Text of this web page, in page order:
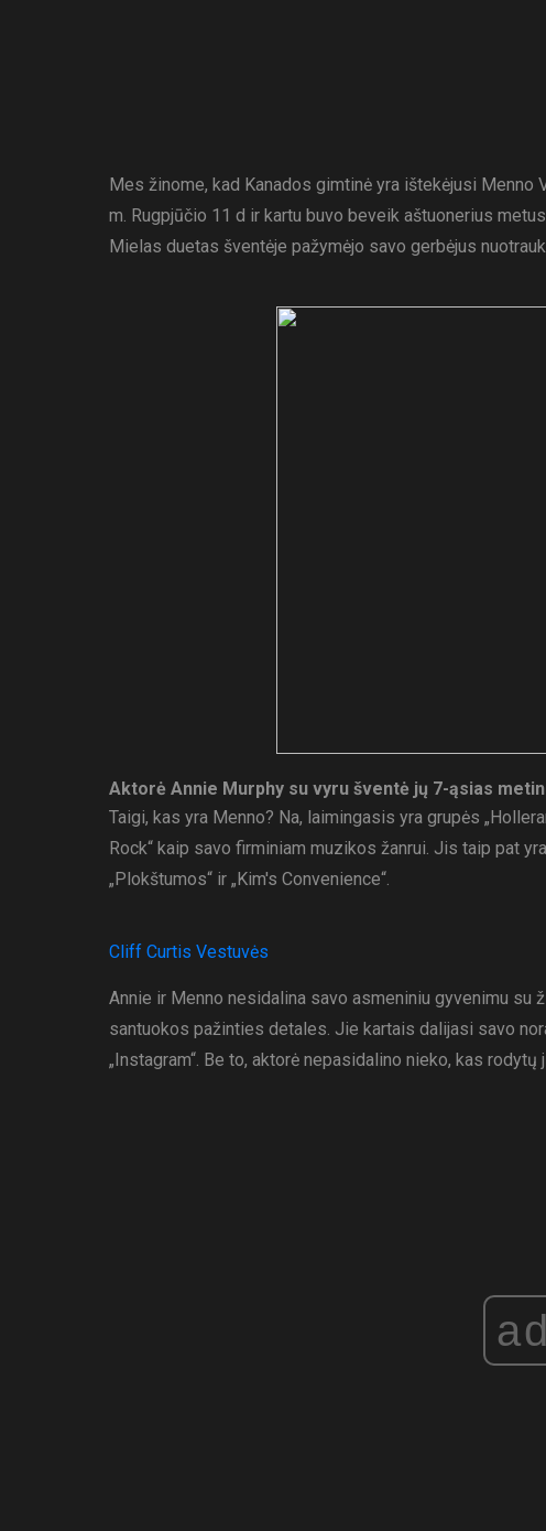
Mes žinome, kad Kanados gimtinė yra ištekėjusi
m. Rugpjūčio 11 d ir kartu buvo beveik aštuonerius
Mielas duetas šventėje pažymėjo savo gerbėjus
Aktorė Annie Murphy su vyru šventė jų 7-ąsias
Taigi, kas yra Menno? Na, laimingasis yra grupės
Rock“ kaip savo firminiam muzikos žanrui. Jis taip pat
„Plokštumos“ ir „Kim's Convenience“.
Cliff Curtis Vestuvės
Annie ir Menno nesidalina savo asmeniniu gyvenimu su
santuokos pažinties detales. Jie kartais dalijasi savo
„Instagram“. Be to, aktorė nepasidalino nieko, kas
ad